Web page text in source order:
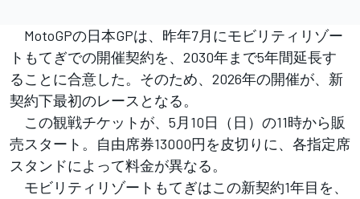
MotoGPの日本GPは、昨年7月にモビリティリゾー
トもてぎでの開催契約を、2030年まで5年間延長す
ることに合意した。そのため、2026年の開催が、新
契約下最初のレースとなる。
この観戦チケットが、5月10日（日）の11時から販
売スタート。自由席券13000円を皮切りに、各指定席
スタンドによって料金が異なる。
モビリティリゾートもてぎはこの新契約1年目を、